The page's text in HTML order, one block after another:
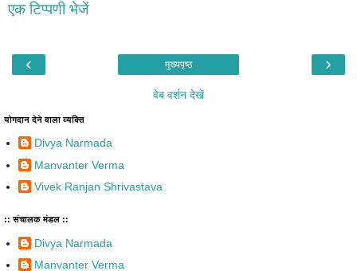
एक टिप्पणी भेजें
‹ ›
मुख्यपृष्ठ
वेब वर्शन देखें
योगदान देने वाला व्यक्ति
Divya Narmada
Manvanter Verma
Vivek Ranjan Shrivastava
:: संचालक मंडल ::
Divya Narmada
Manvanter Verma